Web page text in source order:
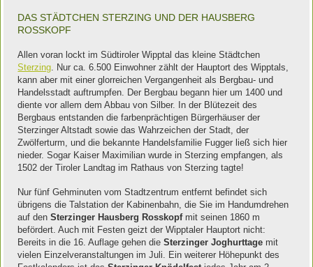
DAS STÄDTCHEN STERZING UND DER HAUSBERG
ROSSKOPF
Allen voran lockt im Südtiroler Wipptal das kleine Städtchen
Sterzing. Nur ca. 6.500 Einwohner zählt der Hauptort des Wipptals,
kann aber mit einer glorreichen Vergangenheit als Bergbau- und
Handelsstadt auftrumpfen. Der Bergbau begann hier um 1400 und
diente vor allem dem Abbau von Silber. In der Blütezeit des
Bergbaus entstanden die farbenprächtigen Bürgerhäuser der
Sterzinger Altstadt sowie das Wahrzeichen der Stadt, der
Zwölferturm, und die bekannte Handelsfamilie Fugger ließ sich hier
nieder. Sogar Kaiser Maximilian wurde in Sterzing empfangen, als
1502 der Tiroler Landtag im Rathaus von Sterzing tagte!
Nur fünf Gehminuten vom Stadtzentrum entfernt befindet sich
übrigens die Talstation der Kabinenbahn, die Sie im Handumdrehen
auf denSterzinger Hausberg Rosskopfmit seinen 1860 m
befördert. Auch mit Festen geizt der Wipptaler Hauptort nicht:
Bereits in die 16. Auflage gehen dieSterzinger Joghurttage mit
vielen Einzelveranstaltungen im Juli. Ein weiterer Höhepunkt des